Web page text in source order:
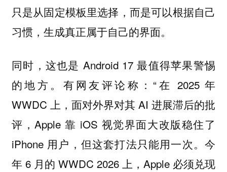
只是从固定模板里选择，而是可以根据自己
习惯，生成真正属于自己的界面。
同时，这也是 Android 17 最值得苹果警惕
的地方。有网友评论称：“在 2025 年
WWDC 上，面对外界对其 AI 进展滞后的批
评，Apple 靠 iOS 视觉界面大改版稳住了
iPhone 用户，但这套打法只能用一次。今
年 6 月的 WWDC 2026 上，Apple 必须兑现